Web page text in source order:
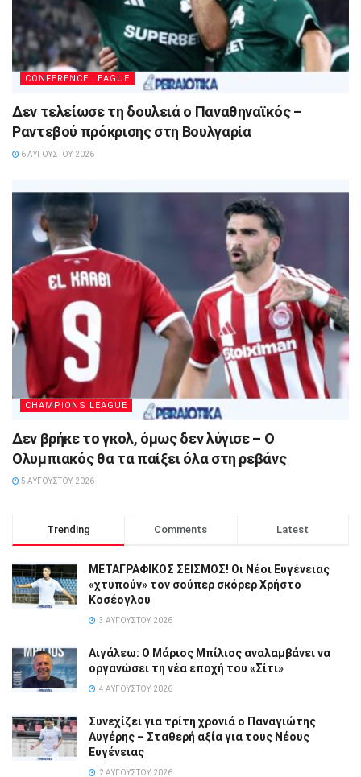
CONFERENCE LEAGUE
Δεν τελείωσε τη δουλειά ο Παναθηναϊκός –
Ραντεβού πρόκρισης στη Βουλγαρία
6 ΑΥΓΟΎΣΤΟΥ, 2026
CHAMPIONS LEAGUE
Δεν βρήκε το γκολ, όμως δεν λύγισε – Ο
Ολυμπιακός θα τα παίξει όλα στη ρεβάνς
5 ΑΥΓΟΎΣΤΟΥ, 2026
Trending Comments Latest
ΜΕΤΑΓΡΑΦΙΚΟΣ ΣΕΙΣΜΟΣ! Οι Νέοι Ευγένειας
«χτυπούν» τον σούπερ σκόρερ Χρήστο
Κοσέογλου
3 ΑΥΓΟΎΣΤΟΥ, 2026
Αιγάλεω: Ο Μάριος Μπίλιος αναλαμβάνει να
οργανώσει τη νέα εποχή του «Σίτι»
4 ΑΥΓΟΎΣΤΟΥ, 2026
Συνεχίζει για τρίτη χρονιά ο Παναγιώτης
Αυγέρης – Σταθερή αξία για τους Νέους
Ευγένειας
2 ΑΥΓΟΎΣΤΟΥ, 2026